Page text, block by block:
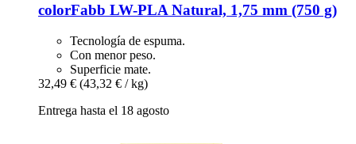
colorFabb LW-​PLA Natural, 1,75 mm (750 g)
Tecnología de espuma.
Con menor peso.
Superficie mate.
32,49 € (43,32 € / kg)
Entrega hasta el 18 agosto